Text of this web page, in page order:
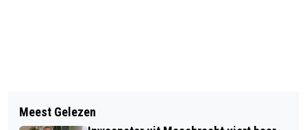
‘WE MOETEN ZUINIG ZIJN OP ONZE
SCHAARSE RUIMTE’
IN GESPREK MET EEN FINALISTE
Meest Gelezen